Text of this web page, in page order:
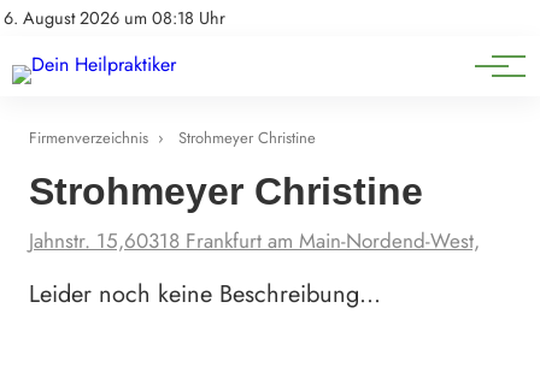
6. August 2026 um 08:18 Uhr
Impressum
Natürliche Medizin
Heilpflanzen & Kräuterkunde
Firmenverzeichnis › Strohmeyer Christine
Strohmeyer Christine
Jahnstr. 15,60318 Frankfurt am Main-Nordend-West,
Leider noch keine Beschreibung…